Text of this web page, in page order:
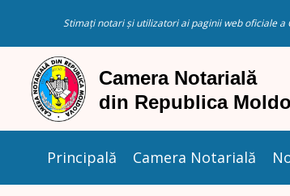
Stimați notari și utilizatori ai paginii web oficiale
Principală Camera Notarială